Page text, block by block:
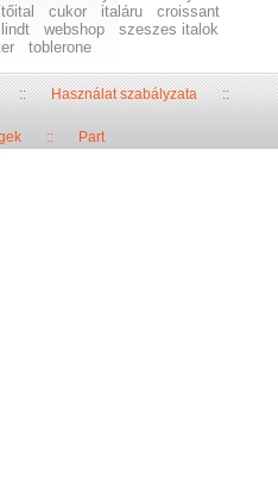
cukor italáru
croissant
lindt webshop
szeszes italok
toblerone
Használat szabályzata::
:: Part